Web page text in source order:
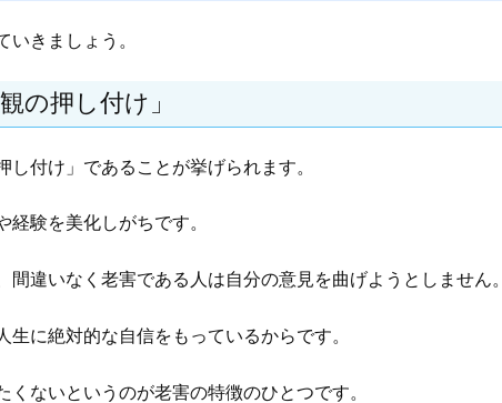
きましょう。
の押し付け」
付け」であることが挙げられます。
験を美化しがちです。
違いなく老害である人は自分の意見を曲げようとしません。
に絶対的な自信をもっているからです。
ないというのが老害の特徴のひとつです。